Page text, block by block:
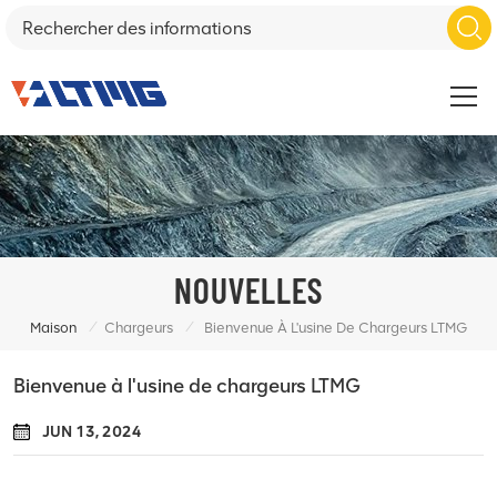
NOUVELLES
Maison / Chargeurs / Bienvenue À L'usine De Chargeurs LTMG
Bienvenue à l'usine de chargeurs LTMG
JUN 13, 2024